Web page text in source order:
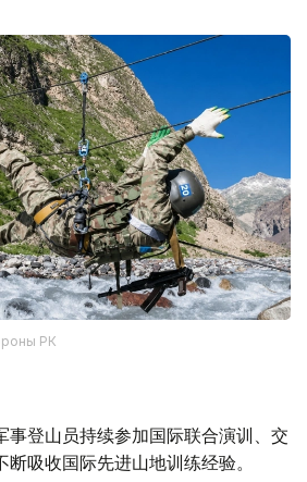
РК
事登山员持续参加国际联合演训、交
吸收国际先进山地训练经验。